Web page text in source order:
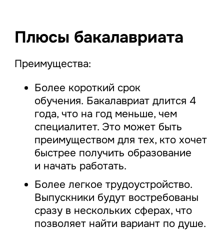
Плюсы бакалавриата
Преимущества:
Более короткий срок
обучения. Бакалавриат длится 4
года, что на год меньше, чем
специалитет. Это может быть
преимуществом для тех, кто хочет
быстрее получить образование
и начать работать.
Более легкое трудоустройство.
Выпускники будут востребованы
сразу в нескольких сферах, что
позволяет найти вариант по душе.